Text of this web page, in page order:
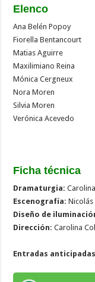
Elenco
Ana Belén Popoy
Fiorella Bentancourt
Matias Aguirre
Maxilimiano Reina
Mónica Cergneux
Nora Moren
Silvia Moren
Verónica Acevedo
Ficha técnica
Dramaturgia:
Escenografía: Nicolás
Diseño de
Dirección: Carolina
Entradas